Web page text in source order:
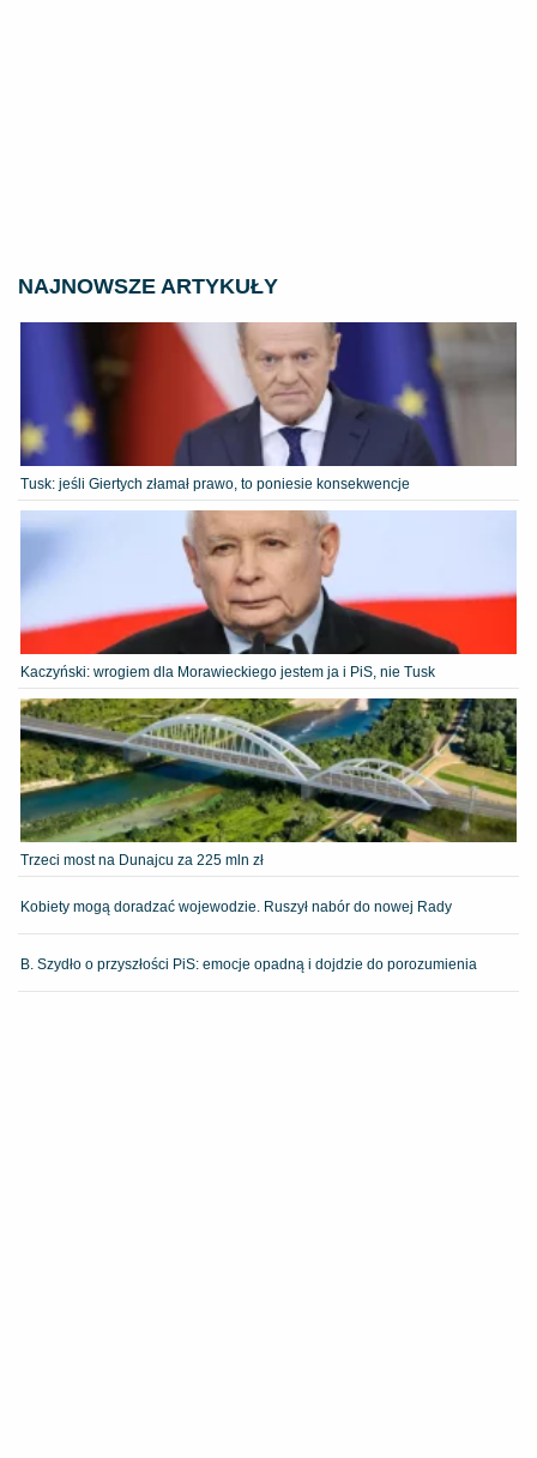
NAJNOWSZE ARTYKUŁY
Tusk: jeśli Giertych złamał prawo, to poniesie konsekwencje
Kaczyński: wrogiem dla Morawieckiego jestem ja i PiS, nie Tusk
Trzeci most na Dunajcu za 225 mln zł
Kobiety mogą doradzać wojewodzie. Ruszył nabór do nowej Rady
B. Szydło o przyszłości PiS: emocje opadną i dojdzie do porozumienia